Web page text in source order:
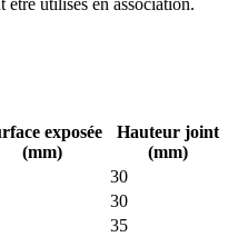
exposée
(mm)
Hauteur joint
(mm)
30
30
35